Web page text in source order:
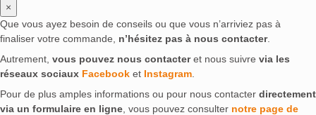
×
Que vous ayez besoin de conseils ou que vous n’arriviez pas à
finaliser votre commande, n’hésitez pas à nous contacter.
Autrement, vous pouvez nous contacteret nous suivre via les
réseaux sociaux Facebook et Instagram
Pour de plus amples informations ou pour nous contacter directement
via un formulaire en ligne , vous pouvez consulter notre page de